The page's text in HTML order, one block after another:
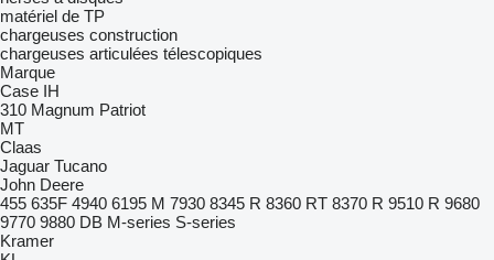
matériel de TP
chargeuses construction
chargeuses articulées télescopiques
Marque
Case IH
310 Magnum Patriot
MT
Claas
Jaguar Tucano
John Deere
455 635F 4940 6195 M 7930 8345 R 8360 RT 8370 R 9510 R 9680
9770 9880 DB M-series S-series
Kramer